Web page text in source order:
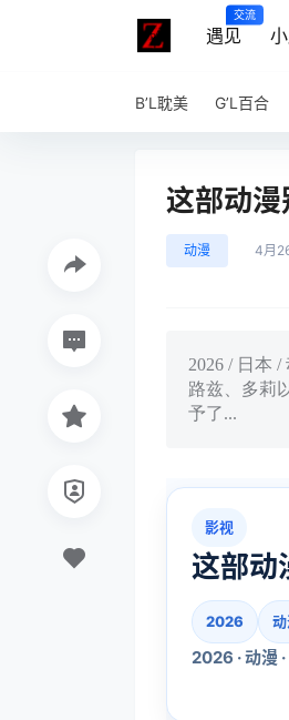
遇见
交流
B’L耽美 G’L百合
这部动漫
动漫 4月
2026 / 日本
路兹、多莉
予了...
影视
这部动
2026
2026 · 动漫